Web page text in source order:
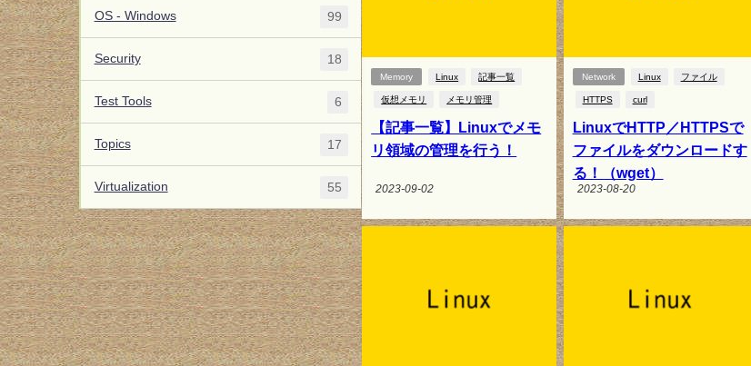
Memory Linux 記事一覧
仮想メモリ メモリ管理
【記事一覧】Linuxでメモ
リ領域の管理を行う！
2023-09-02
Network Linux ファイル
HTTPS curl
LinuxでHTTP／HTTPSで
ファイルをダウンロードす
る！（wget）
2023-08-20
OS - Windows 99
Security 18
Test Tools 6
Topics 17
Virtualization 55